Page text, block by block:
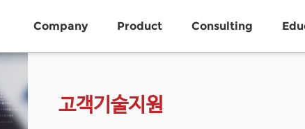
Company Product Consulting
고객기술지원